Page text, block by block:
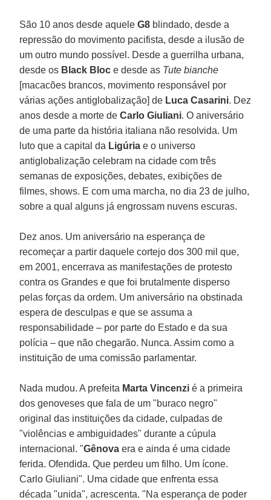
São 10 anos desde aqueleG8 blindado, desde a
repressão do movimento pacifista, desde a ilusão de
um outro mundo possível. Desde a guerrilha urbana,
desde os Black Bloce desde as Tute bianche
[macacões brancos, movimento responsável por
várias ações antiglobalização] de Luca Casarini. Dez
anos desde a morte deCarlo Giuliani. O aniversário
de uma parte da história italiana não resolvida. Um
luto que a capital da Ligúria e o universo
antiglobalização celebram na cidade com três
semanas de exposições, debates, exibições de
filmes, shows. E com uma marcha, no dia 23 de julho,
sobre a qual alguns já engrossam nuvens escuras.
Dez anos. Um aniversário na esperança de
recomeçar a partir daquele cortejo dos 300 mil que,
em 2001, encerrava as manifestações de protesto
contra os Grandes e que foi brutalmente disperso
pelas forças da ordem. Um aniversário na obstinada
espera de desculpas e que se assuma a
responsabilidade – por parte do Estado e da sua
polícia – que não chegarão. Nunca. Assim como a
instituição de uma comissão parlamentar.
Nada mudou. A prefeita Marta Vincenzié a primeira
dos genoveses que fala de um "buraco negro"
original das instituições da cidade, culpadas de
"violências e ambiguidades" durante a cúpula
internacional. "Gênovaera e ainda é uma cidade
ferida. Ofendida. Que perdeu um filho. Um ícone.
Carlo Giuliani". Uma cidade que enfrenta essa
década "unida", acrescenta. "Na esperança de poder